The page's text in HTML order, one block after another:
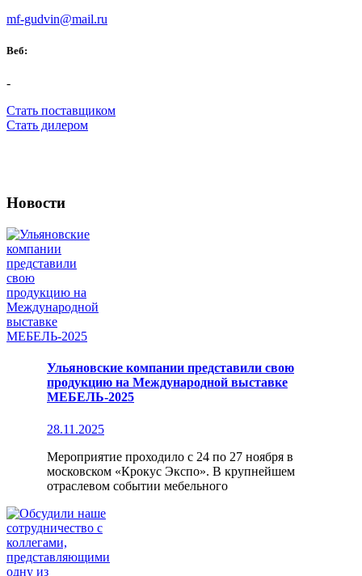
mf-gudvin@mail.ru
Веб:
-
Стать поставщиком
Стать дилером
Новости
Ульяновские компании представили свою
продукцию на Международной выставке
МЕБЕЛЬ-2025
28.11.2025
Мероприятие проходило с 24 по 27 ноября в
московском «Крокус Экспо». В крупнейшем
отраслевом событии мебельного